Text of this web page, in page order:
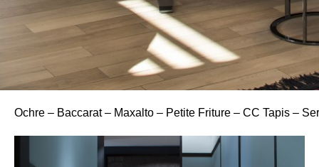
Ochre – Baccarat – Maxalto – Petite Friture – CC Tapis –